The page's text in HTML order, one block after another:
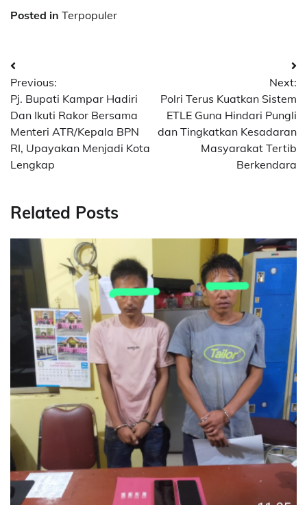
Posted in Terpopuler
Navigasi
pos
Previous:
Pj. Bupati Kampar Hadiri
Dan Ikuti Rakor Bersama
Menteri ATR/Kepala BPN
RI, Upayakan Menjadi Kota
Lengkap
Next:
Polri Terus Kuatkan Sistem
ETLE Guna Hindari Pungli
dan Tingkatkan Kesadaran
Masyarakat Tertib
Berkendara
Related Posts